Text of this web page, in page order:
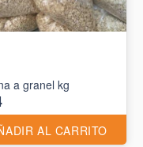
a granel kg
AL CARRITO